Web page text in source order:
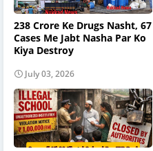
238 Crore Ke Drugs Nasht, 67
Cases Me Jabt Nasha Par Ko
Kiya Destroy
July 03, 2026